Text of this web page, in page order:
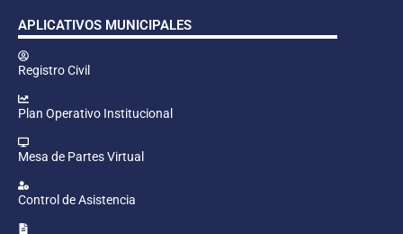
APLICATIVOS MUNICIPALES
Registro Civil
Plan Operativo Institucional
Mesa de Partes Virtual
Control de Asistencia